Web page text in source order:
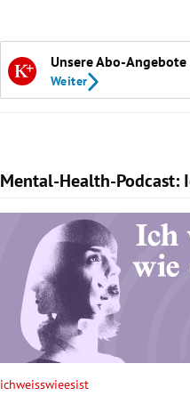
Unsere Abo-Angebote
Weiter
Mental-Health-Podcast:
Slide 1 von 7
ichweisswieesist